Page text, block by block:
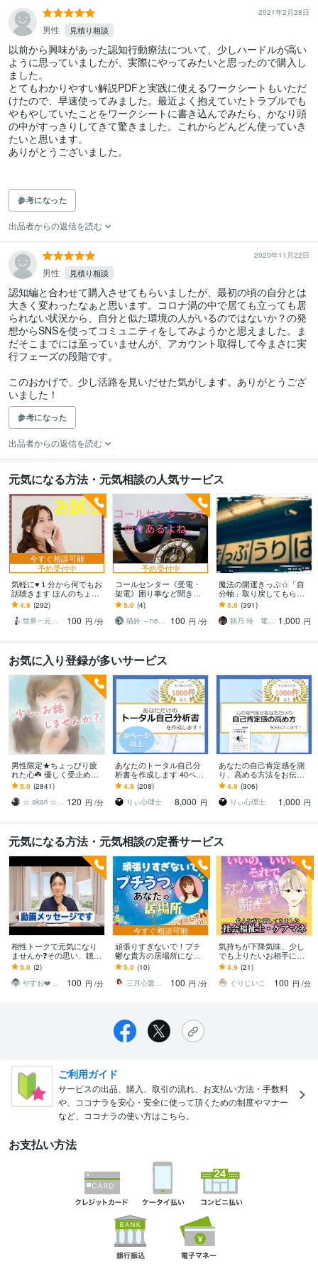
2021年2月28日
男性 見積り相談
以前から興味があった認知行動療法について、少しハードルが高い
ように思っていましたが、実際にやってみたいと思ったので購入し
ました。
とてもわかりやすい解説PDFと実践に使えるワークシートもいただ
けたので、早速使ってみました。最近よく抱えていたトラブルでも
やもやしていたことをワークシートに書き込んでみたら、かなり頭
の中がすっきりしてきて驚きました。これからどんどん使っていき
たいと思います。
ありがとうございました。
参考になった
出品者からの返信を読む
2020年11月22日
男性 見積り相談
認知編と合わせて購入させてもらいましたが、最初の頃の自分とは
大きく変わったなぁと思います。コロナ渦の中で居ても立っても居
られない状況から、自分と似た環境の人がいるのではないか？の発
想からSNSを使ってコミュニティをしてみようかと思えました。ま
だそこまでには至っていませんが、アカウント取得して今まさに実
行フェーズの段階です。
このおかげで、少し活路を見いだせた気がします。ありがとうござ
いました！
参考になった
出品者からの返信を読む
元気になる方法・元気相談の人気サービス
今すぐ相談可能
予約受付中
気軽に♥１分から何でもお
話聴きます ほんのちょっ
とだけ話したい方はお気
軽にお電話ください＾＾
4.9 (292)
世界一元気な60歳♪ 藤野もえ
100 円 /分
予約受付中
コールセンター《受電・
架電》困り事など聞きま
す 対応内容・成績・人間
関係などなど…自分1人で
苦しまないで。
5.0 (4)
猫鈴 ～nekorin～
100 円 /分
魔法の開運きっぷ☆「自
分軸」取り戻してもらい
ます 幸せの国行き開運切
符☆宇宙と私に「上がり
ます宣言」して下さい
5.0 (391)
朝乃 玲 電話占歴15年 1,000 円
お気に入り登録が多いサービス
男性限定★ちょっぴり疲
れた心☘️ 優しく受止めま
す 恋愛/悩み/雑談/ホッと
安心する癒しボイスで(*
˘︶˘*)♡
5.0 (2841)
☆ akari ☆ （あかり） 120 円 /分
あなたのトータル自己分
析書を作成します 40ペー
ジ以上のボリューム！あ
なたの自己理解書を作成
します！
4.9 (208)
りぃ心理士
8,000 円
あなたの自己肯定感を測
り、高める方法をお伝え
します 心理士があなたの
今の自己肯定感を調べ高
め方をアドバイスします
4.9 (306)
りぃ心理士
1,000 円
元気になる方法・元気相談の定番サービス
相性トークで元気になり
ませんか❓その思い、聴き
ます 落ちてる時は、相性
合う人と話すのが一番じ
ゃないかと思います♪
5.0 (2)
やすお❤️癒しサポーター
100 円 /分
今すぐ相談可能
頑張りすぎないで！プチ
鬱な貴方の居場所になり
ます メンタル心理カウン
セラー資格有♡病院に行
く前の駆け込み寺
5.0 (10)
三月心愛（みつきここあ）♡癒しボイスOL
100 円 /分
気持ちが下降気味、少し
でも上りたいお相手にな
ります 気分の波・落ち込
み。充電・リラックスし
たい。お話し聴きます
4.9 (21)
ぐりじいこ
100 円 /分
ご利用ガイド
サービスの出品、購入、取引の流れ、お支払い方法・手数料
や、ココナラを安心・安全に使って頂くための制度やマナー
など、ココナラの使い方はこちら。
お支払い方法